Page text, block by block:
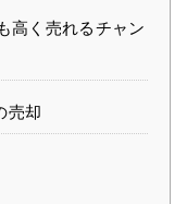
高く売れるチャン
売却